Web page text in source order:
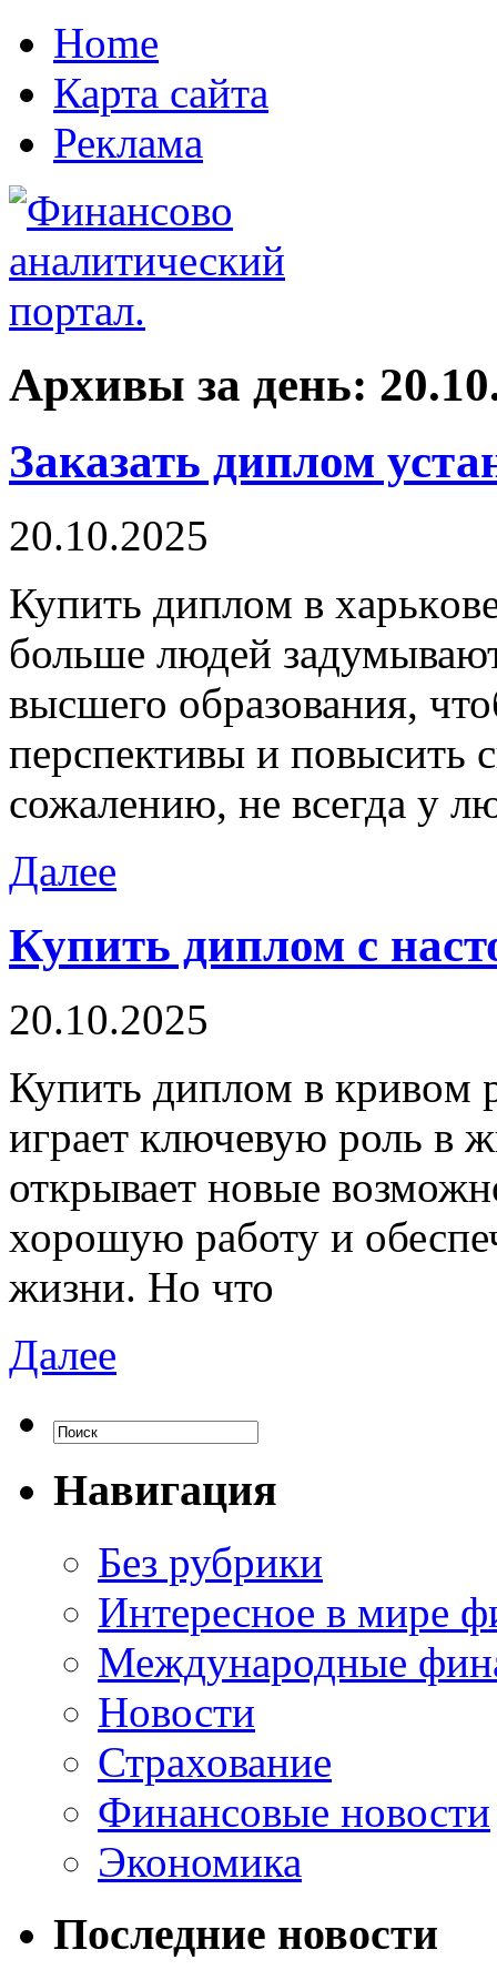
Home
Карта сайта
Реклама
Архивы за день:
Заказать диплом
20.10.2025
Купить диплoм в
больше людей
высшего образования,
перспективы и
сожалению, не всегда у
Далее
Купить диплом с
20.10.2025
Купить диплoм в кривoм
играет ключевую роль в
открывает новые
хорошую работу и
жизни. Но что
Далее
Навигация
Без рубрики
Интересное в мире
Международные
Новости
Страхование
Финансовые новости
Экономика
Последние новости